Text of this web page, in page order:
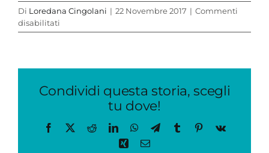
Di Loredana Cingolani | 22 Novembre 2017 | Commenti
disabilitati
locandina
Condividi questa storia, scegli
tu dove!
Facebook
X RedditLinkedInWhatsApp
TelegramTumblrPinterest
Vk
Xing Email